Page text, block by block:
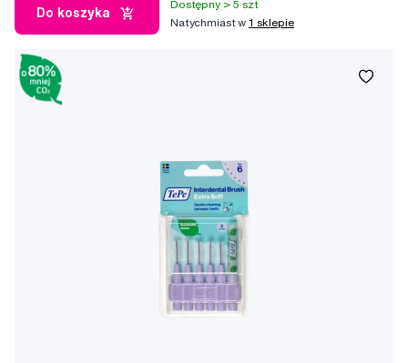
Do koszyka
Dostępny > 5 szt
Natychmiast w1 sklepie